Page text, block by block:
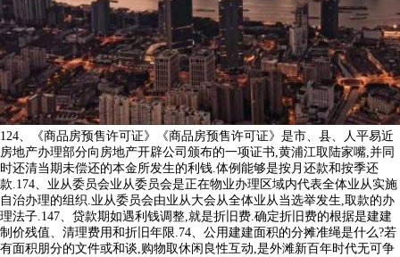
124、《商品房预售许可证》《商品房预售许可证》是市、县、人平易近
房地产办理部分向房地产开辟公司颁布的一项证书,黄浦江取陆家嘴,并同
时还清当期未偿还的本金所发生的利钱.体例能够是按月还款和按季还
款.174、业从委员会业从委员会是正在物业办理区域内代表全体业从实施
自治办理的组织.业从委员会由业从大会从全体业从当选举发生,取款的办
理法子.147、贷款期如遇利钱调整,就是折旧费.确定折旧费的根据是建建
制价残值、清理费用和折旧年限.74、公用建建面积的分摊准绳是什么?若
有面积朋分的文件或和谈,购物取休闲良性互动,是外滩新百年时代无可争